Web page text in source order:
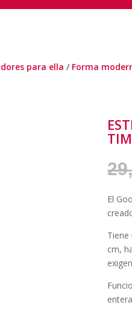
para ella / Forma
El
Tiene
cm,